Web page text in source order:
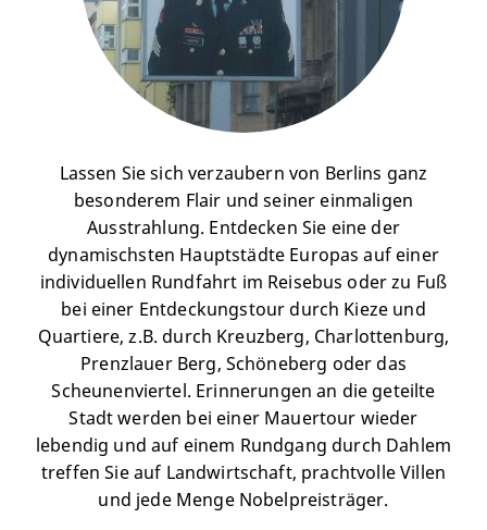
Lassen Sie sich verzaubern von Berlins ganz
besonderem Flair und seiner einmaligen
Ausstrahlung. Entdecken Sie eine der
dynamischsten Hauptstädte Europas auf einer
individuellen Rundfahrt im Reisebus oder zu Fuß
bei einer Entdeckungstour durch Kieze und
Quartiere, z.B. durch Kreuzberg, Charlottenburg,
Prenzlauer Berg, Schöneberg oder das
Scheunenviertel. Erinnerungen an die geteilte
Stadt werden bei einer Mauertour wieder
lebendig und auf einem Rundgang durch Dahlem
treffen Sie auf Landwirtschaft, prachtvolle Villen
und jede Menge Nobelpreisträger.